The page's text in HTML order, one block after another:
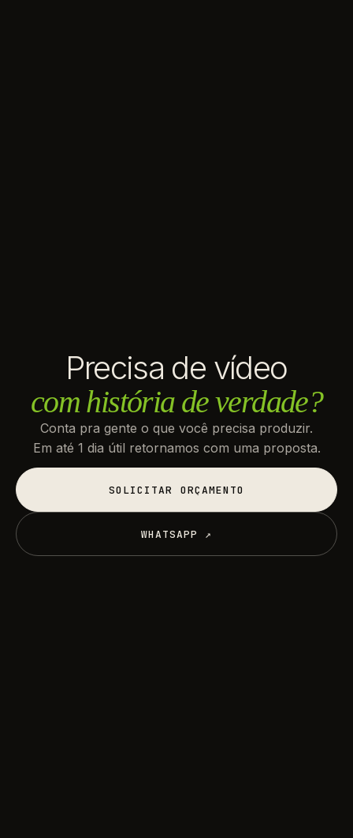
Precisa de vídeo
com história de verdade?
Conta pra gente o que você precisa produzir.
Em até 1 dia útil retornamos com uma proposta.
SOLICITAR ORÇAMENTO
WHATSAPP ↗